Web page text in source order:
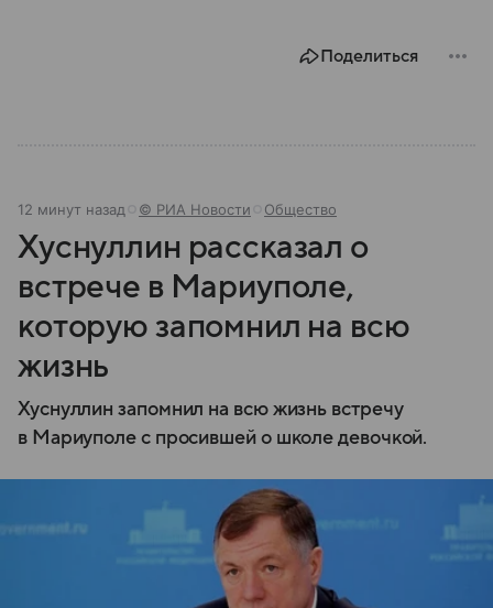
Поделиться
12 минут назад © РИА Новости Общество
Хуснуллин рассказал о
встрече в Мариуполе,
которую запомнил на всю
жизнь
Хуснуллин запомнил на всю жизнь встречу
в Мариуполе с просившей о школе девочкой.